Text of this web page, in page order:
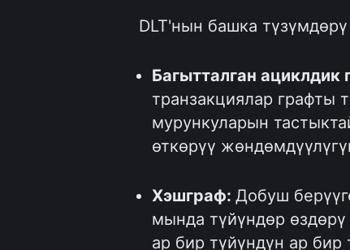
DLT'нын башка
Багытталган ациклдик
транзакциялар графты
мурункуларын
өткөрүү
Хэшграф: Добуш
мында түйүндөр
ар бир түйүндүн ар бир